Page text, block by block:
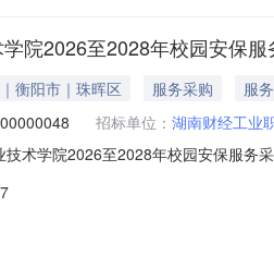
院2026至2028年校园安保
衡阳市｜珠晖区 服务采购
服务
招标单位： 湖南财经工业
技术学院2026至2028年校园安保服务
https://ggzy.hengyang.gov.cn/）获取